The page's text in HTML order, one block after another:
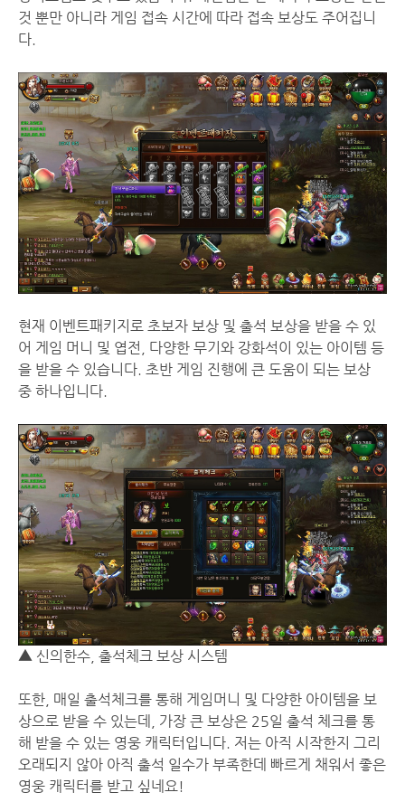
것 뿐만 아니라 게임 접속 시간에 따라 접속 보상도 주어집니
다.
현재 이벤트패키지로 초보자 보상 및 출석 보상을 받을 수 있
어 게임 머니 및 엽전, 다양한 무기와 강화석이 있는 아이템 등
을 받을 수 있습니다. 초반 게임 진행에 큰 도움이 되는 보상
중 하나입니다.
▲ 신의한수, 출석체크 보상 시스템
또한, 매일 출석체크를 통해 게임머니 및 다양한 아이템을 보
상으로 받을 수 있는데, 가장 큰 보상은 25일 출석 체크를 통
해 받을 수 있는 영웅 캐릭터입니다. 저는 아직 시작한지 그리
오래되지 않아 아직 출석 일수가 부족한데 빠르게 채워서 좋은
영웅 캐릭터를 받고 싶네요!